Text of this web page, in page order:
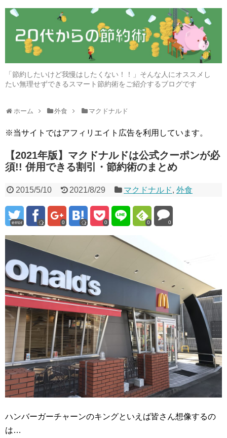
「節約したいけど我慢はしたくない！！」そんな人にオススメし
たい無理せずできるスマート節約術をご紹介するブログです
ホーム 外食 マクドナルド
※当サイトではアフィリエイト広告を利用しています。
【2021年版】マクドナルドは公式クーポンが必
須!! 併用できる割引・節約術のまとめ
2015/5/10 2021/8/29 マクドナルド,外食
error 0 0 0 0
ハンバーガーチャーンのキングといえば皆さん想像するの
は…